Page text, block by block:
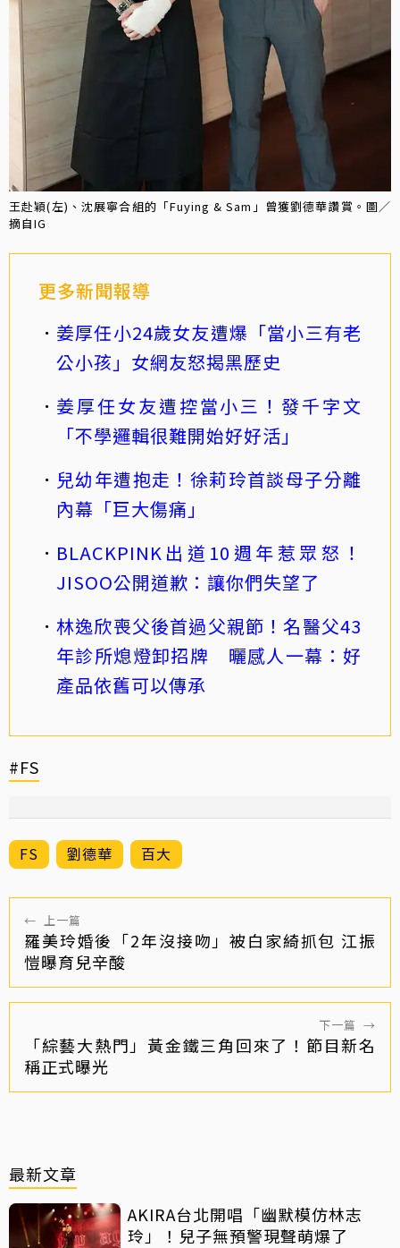
王赴穎(左)、沈展寧合組的「Fuying & Sam」曾獲劉德華讚賞。圖／
摘自IG
更多新聞報導
姜厚任小24歲女友遭爆「當小三有老
公小孩」女網友怒揭黑歷史
姜厚任女友遭控當小三！發千字文
「不學邏輯很難開始好好活」
兒幼年遭抱走！徐莉玲首談母子分離
內幕「巨大傷痛」
BLACKPINK出道10週年惹眾怒！
JISOO公開道歉：讓你們失望了
林逸欣喪父後首過父親節！名醫父43
年診所熄燈卸招牌 曬感人一幕：好
產品依舊可以傳承
#FS
FS 劉德華 百大
← 上一篇
羅美玲婚後「2年沒接吻」被白家綺抓包 江振
愷曝育兒辛酸
下一篇 →
「綜藝大熱門」黃金鐵三角回來了！節目新名
稱正式曝光
最新文章
AKIRA台北開唱「幽默模仿林志
玲」！兒子無預警現聲萌爆了